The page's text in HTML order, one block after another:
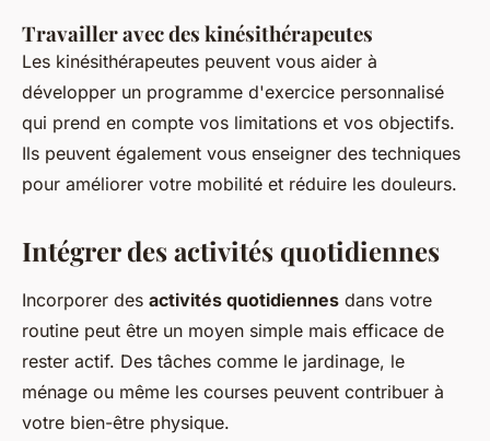
Travailler avec des kinésithérapeutes
Les kinésithérapeutes peuvent vous aider à
développer un programme d'exercice personnalisé
qui prend en compte vos limitations et vos objectifs.
Ils peuvent également vous enseigner des techniques
pour améliorer votre mobilité et réduire les douleurs.
Intégrer des activités quotidiennes
Incorporer des activités quotidiennes dans votre
routine peut être un moyen simple mais efficace de
rester actif. Des tâches comme le jardinage, le
ménage ou même les courses peuvent contribuer à
votre bien-être physique.